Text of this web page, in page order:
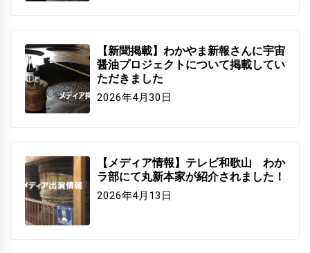
【新聞掲載】わかやま新報さんに宇宙
醤油プロジェクトについて掲載してい
ただきました
2026年4月30日
【メディア情報】テレビ和歌山 わか
ラ部にて丸新本家が紹介されました！
2026年4月13日